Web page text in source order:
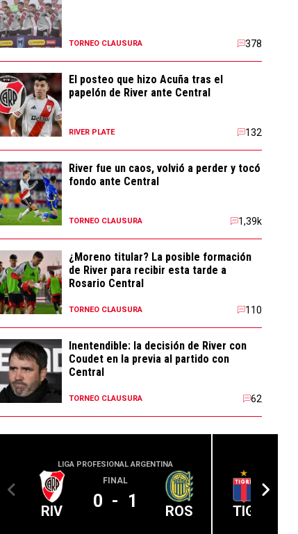
TORNEO CLAUSURA 378
El posteo que hizo Acuña tras el
papelón de River ante Central
RIVER PLATE 132
River fue un caos, volvió a perder y tocó
fondo ante Central
TORNEO CLAUSURA 1,39k
¿Moreno titular? La posible formación
de River para recibir esta tarde a
Rosario Central
TORNEO CLAUSURA 110
Inentendible: la decisión de River con
Coudet en la previa al partido con
Central
TORNEO CLAUSURA 62
LIGA PROFESIONAL ARGENTINA
RIV
FINAL
0 - 1 ROS TIG